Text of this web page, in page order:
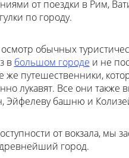
от поездки в Рим,
по городу.
обычных
в большом городе и не
же путешественники,
лукавят. Все они также
Эйфелеву башню и
от вокзала, мы
город.